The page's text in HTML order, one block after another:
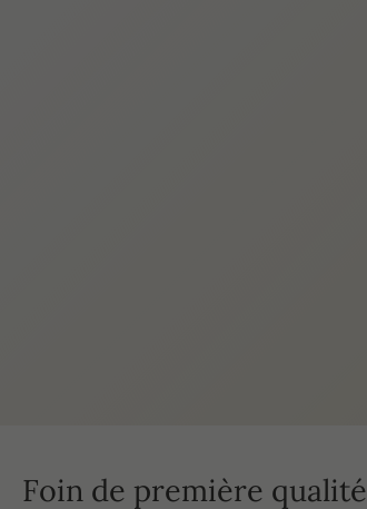
Foin de première qualité